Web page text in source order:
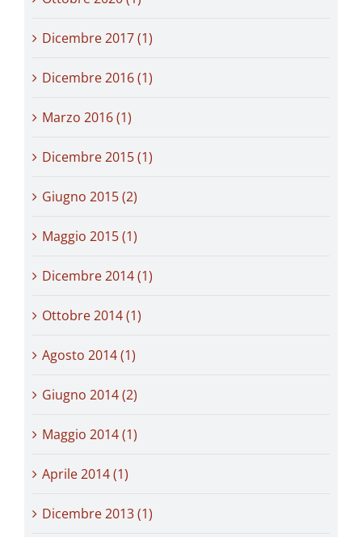
Dicembre 2017 (1)
Dicembre 2016 (1)
Marzo 2016 (1)
Dicembre 2015 (1)
Giugno 2015 (2)
Maggio 2015 (1)
Dicembre 2014 (1)
Ottobre 2014 (1)
Agosto 2014 (1)
Giugno 2014 (2)
Maggio 2014 (1)
Aprile 2014 (1)
Dicembre 2013 (1)